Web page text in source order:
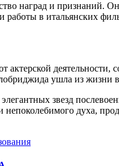
наград и признаний.
в итальянских
ушла из жизни в
звезд
духа,